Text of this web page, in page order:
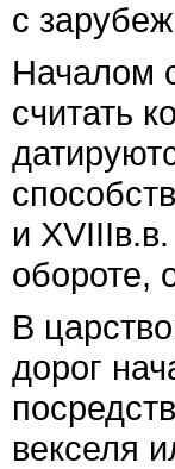
с
Началом
считать
и
обороте,
В
дорог
векселя